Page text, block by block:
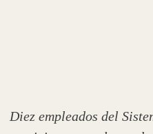
Diez empleados del